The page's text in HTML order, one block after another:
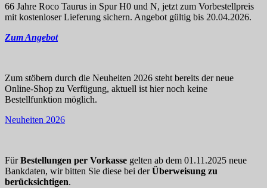
66 Jahre Roco Taurus in Spur H0 und N, jetzt zum Vorbestellpreis
mit kostenloser Lieferung sichern. Angebot gültig bis 20.04.2026.
Zum Angebot
Zum stöbern durch die Neuheiten 2026 steht bereits der neue
Online-Shop zu Verfügung, aktuell ist hier noch keine
Bestellfunktion möglich.
Neuheiten 2026
FürBestellungen per Vorkasse gelten ab dem 01.11.2025 neue
Bankdaten, wir bitten Sie diese bei derÜberweisung zu
berücksichtigen.